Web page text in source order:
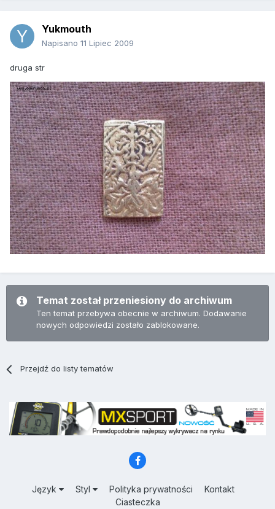
Yukmouth
Napisano 11 Lipiec 2009
druga str
Temat został przeniesiony do archiwum
Ten temat przebywa obecnie w archiwum. Dodawanie
nowych odpowiedzi zostało zablokowane.
Przejdź do listy tematów
Język Styl Polityka prywatności
Kontakt
Ciasteczka